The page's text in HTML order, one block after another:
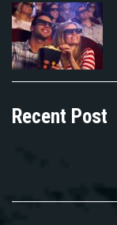
Recent Post